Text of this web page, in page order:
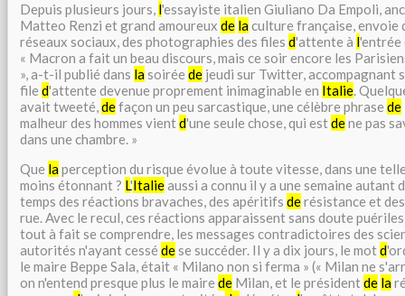
Depuis plusieurs jours, l'essayiste italien Giuliano Da Empoli,
Matteo Renzi et grand amoureux de laculture française, envoie
réseaux sociaux, des photographies des files d'attente à l'entrée
« Macron a fait un beau discours, mais ce soir encore les
», a-t-il publié dans lasoirée de jeudi sur Twitter, accompagnant
file d'attente devenue proprement inimaginable en Italie.
avait tweeté,defaçon un peu sarcastique, une célèbre phrase de
malheur des hommes vientd'une seule chose, qui estdene pas
dans une chambre. »
Que laperception du risque évolue à toute vitesse, dans une
moins étonnant ? L'Italieaussi a connu il y a une semaine autant
temps des réactions bravaches, des apéritifs derésistance et
rue. Avec le recul, ces réactions apparaissent sans doute
tout à fait se comprendre, les messages contradictoires des
autorités n'ayant cessé dese succéder. Il y a dix jours, le motd
le maire Beppe Sala, était « Milano non si ferma » (« Milan ne
on n'entend presque plus le maire de Milan, et le présidentde la